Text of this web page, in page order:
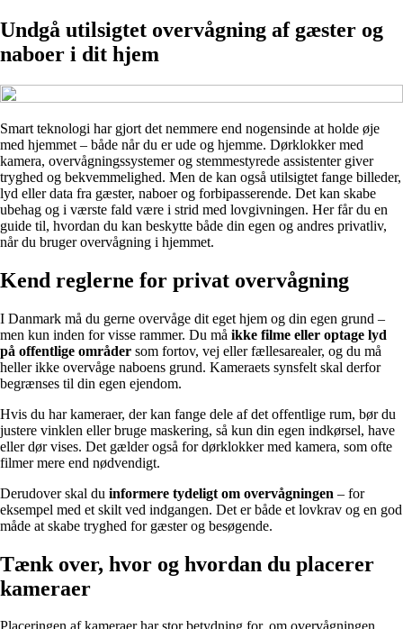
Undgå utilsigtet overvågning af gæster og
naboer i dit hjem
Smart teknologi har gjort det nemmere end nogensinde at holde øje
med hjemmet – både når du er ude og hjemme. Dørklokker med
kamera, overvågningssystemer og stemmestyrede assistenter giver
tryghed og bekvemmelighed. Men de kan også utilsigtet fange billeder,
lyd eller data fra gæster, naboer og forbipasserende. Det kan skabe
ubehag og i værste fald være i strid med lovgivningen. Her får du en
guide til, hvordan du kan beskytte både din egen og andres privatliv,
når du bruger overvågning i hjemmet.
Kend reglerne for privat overvågning
I Danmark må du gerne overvåge dit eget hjem og din egen grund –
men kun inden for visse rammer. Du må ikke filme eller optage lyd
på offentlige områder som fortov, vej eller fællesarealer, og du må
heller ikke overvåge naboens grund. Kameraets synsfelt skal derfor
begrænses til din egen ejendom.
Hvis du har kameraer, der kan fange dele af det offentlige rum, bør du
justere vinklen eller bruge maskering, så kun din egen indkørsel, have
eller dør vises. Det gælder også for dørklokker med kamera, som ofte
filmer mere end nødvendigt.
Derudover skal du informere tydeligt om overvågningen – for
eksempel med et skilt ved indgangen. Det er både et lovkrav og en god
måde at skabe tryghed for gæster og besøgende.
Tænk over, hvor og hvordan du placerer
kameraer